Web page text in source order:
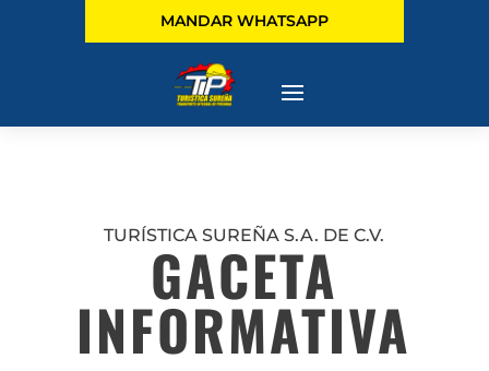
MANDAR WHATSAPP
TURÍSTICA SUREÑA S.A. DE C.V.
GACETA
INFORMATIVA